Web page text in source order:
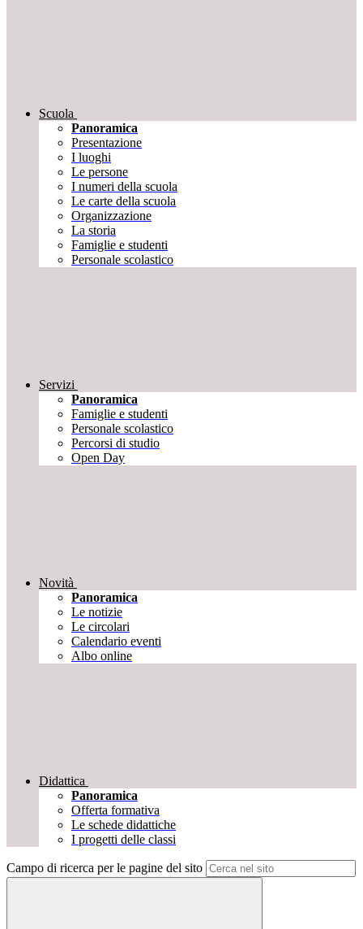
Scuola
Panoramica
Presentazione
I luoghi
Le persone
I numeri della scuola
Le carte della scuola
Organizzazione
La storia
Famiglie e studenti
Personale scolastico
Servizi
Panoramica
Famiglie e studenti
Personale scolastico
Percorsi di studio
Open Day
Novità
Panoramica
Le notizie
Le circolari
Calendario eventi
Albo online
Didattica
Panoramica
Offerta formativa
Le schede didattiche
I progetti delle classi
Campo di ricerca per le pagine del sito